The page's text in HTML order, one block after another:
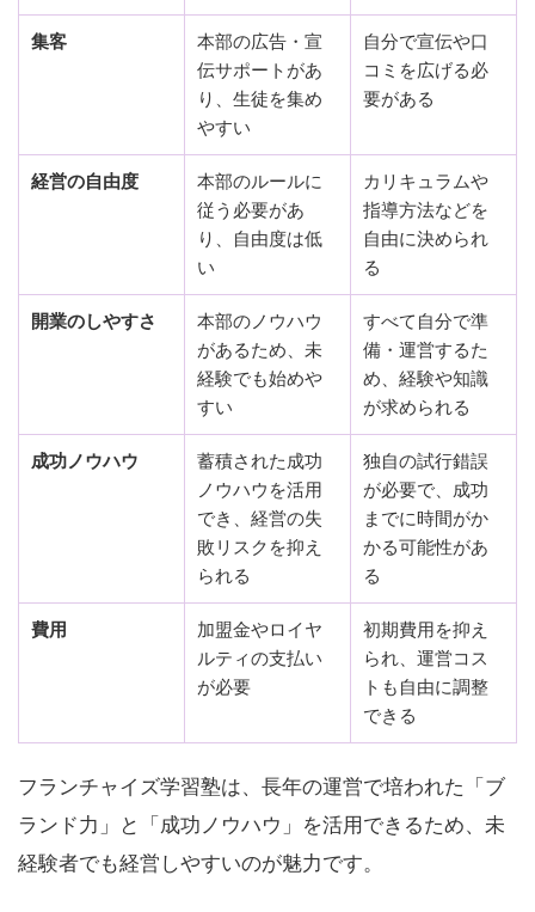
集客
本部の広告・宣
伝サポートがあ
り、生徒を集め
やすい
自分で宣伝や口
コミを広げる必
要がある
経営の自由度
本部のルールに
従う必要があ
り、自由度は低
い
カリキュラムや
指導方法などを
自由に決められ
る
開業のしやすさ
本部のノウハウ
があるため、未
経験でも始めや
すい
すべて自分で準
備・運営するた
め、経験や知識
が求められる
成功ノウハウ
蓄積された成功
ノウハウを活用
でき、経営の失
敗リスクを抑え
られる
独自の試行錯誤
が必要で、成功
までに時間がか
かる可能性があ
る
費用
加盟金やロイヤ
ルティの支払い
が必要
初期費用を抑え
られ、運営コス
トも自由に調整
できる
フランチャイズ学習塾は、長年の運営で培われた「ブ
ランド力」と「成功ノウハウ」を活用できるため、未
経験者でも経営しやすいのが魅力です。